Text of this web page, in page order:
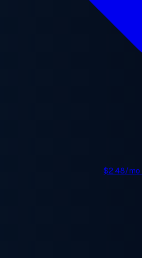
$2.48/mo